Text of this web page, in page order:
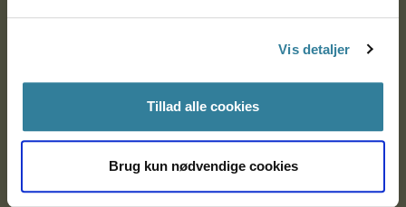
Vis detaljer
Tillad alle cookies
Brug kun nødvendige cookies
Ankestyrelsen København